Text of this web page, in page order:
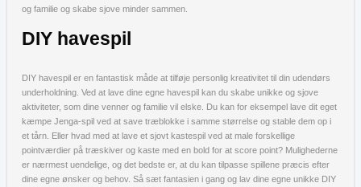
og familie og skabe sjove minder sammen.
DIY havespil
DIY havespil er en fantastisk måde at tilføje personlig kreativitet til din udendørs
underholdning. Ved at lave dine egne havespil kan du skabe unikke og sjove
aktiviteter, som dine venner og familie vil elske. Du kan for eksempel lave dit eget
kæmpe Jenga-spil ved at save træblokke i samme størrelse og stable dem op i
et tårn. Eller hvad med at lave et sjovt kastespil ved at male forskellige
pointværdier på træskiver og kaste med en bold for at score point? Mulighederne
er nærmest uendelige, og det bedste er, at du kan tilpasse spillene præcis efter
dine egne ønsker og behov. Så sæt fantasien i gang og lav dine egne unikke DIY